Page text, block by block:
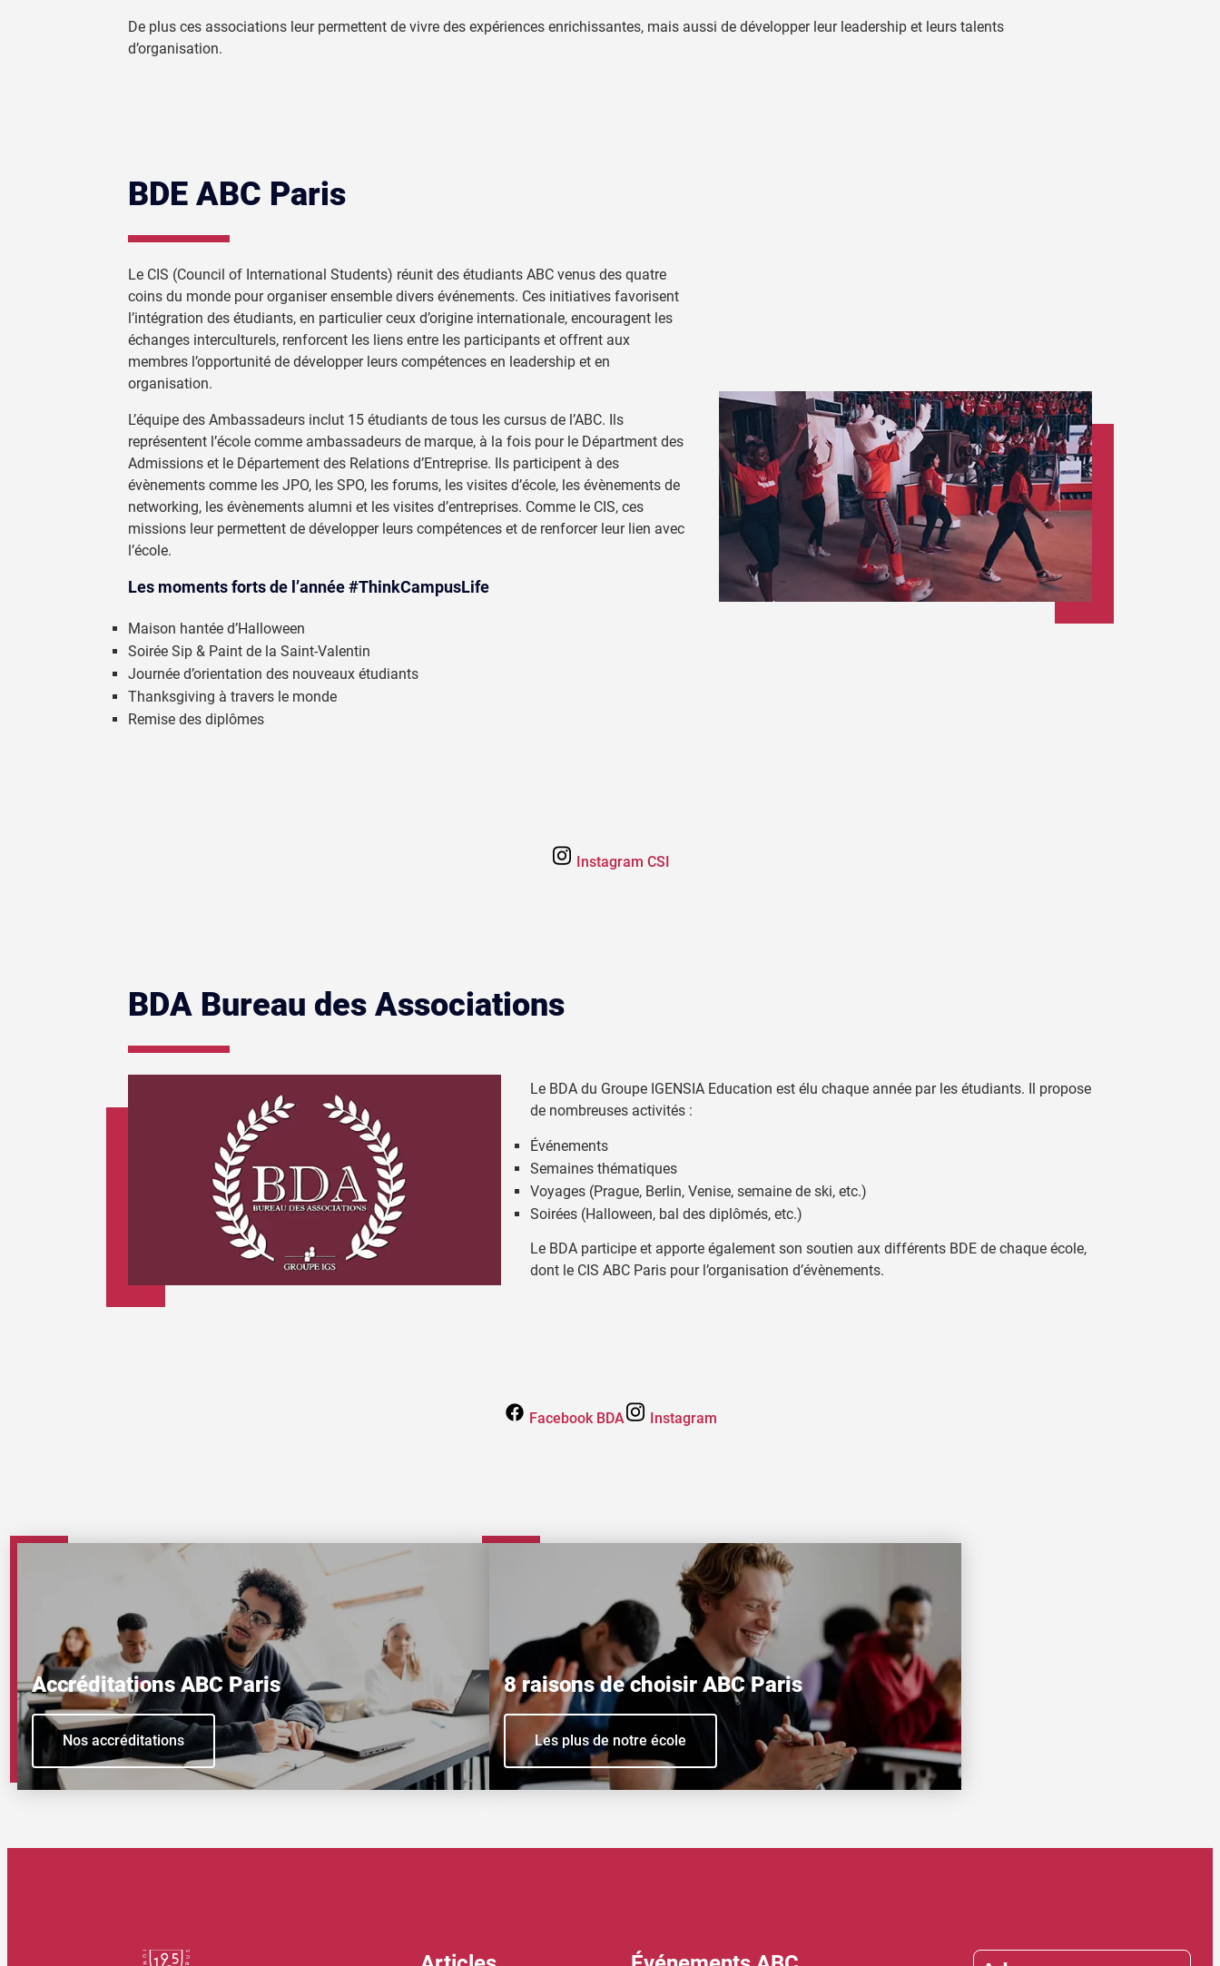
De plus ces associations leur permettent de vivre des expériences enrichissantes, mais aussi de développer leur leadership et leurs talents
d’organisation.
BDE ABC Paris
Le CIS (Council of International Students) réunit des étudiants ABC venus des quatre
coins du monde pour organiser ensemble divers événements. Ces initiatives favorisent
l’intégration des étudiants, en particulier ceux d’origine internationale, encouragent les
échanges interculturels, renforcent les liens entre les participants et offrent aux
membres l’opportunité de développer leurs compétences en leadership et en
organisation.
L’équipe des Ambassadeurs inclut 15 étudiants de tous les cursus de l’ABC. Ils
représentent l’école comme ambassadeurs de marque, à la fois pour le Départment des
Admissions et le Département des Relations d’Entreprise. Ils participent à des
évènements comme les JPO, les SPO, les forums, les visites d’école, les évènements de
networking, les évènements alumni et les visites d’entreprises. Comme le CIS, ces
missions leur permettent de développer leurs compétences et de renforcer leur lien avec
l’école.
Les moments forts de l’année#ThinkCampusLife
Maison hantée d’Halloween
Soirée Sip & Paint de la Saint-Valentin
Journée d’orientation des nouveaux étudiants
Thanksgiving à travers le monde
Remise des diplômes
Instagram CSI
BDA Bureau des Associations
Le BDA du Groupe IGENSIA Education est élu chaque année par les étudiants. Il propose
de nombreuses activités :
Événements
Semaines thématiques
Voyages (Prague, Berlin, Venise, semaine de ski, etc.)
Soirées (Halloween, bal des diplômés, etc.)
Le BDA participe et apporte également son soutien aux différents BDE de chaque école,
dont le CIS ABC Paris pour l’organisation d’évènements.
Facebook BDA Instagram
Accréditations ABC Paris
Nos accréditations
8 raisons de choisir ABC Paris
Les plus de notre école